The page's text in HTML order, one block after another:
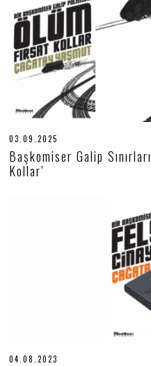
03.09.2025
.
Başkomiser Galip
Kollar’
04.08.2023